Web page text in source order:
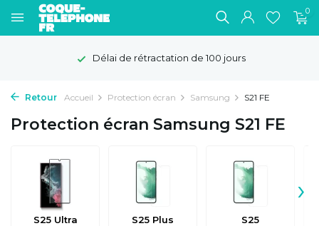
0
Délai de rétractation de 100 jours
Retour Accueil Protection écran Samsung S21 FE
Protection écran Samsung S21 FE
S25 Ultra S25 Plus S25
›